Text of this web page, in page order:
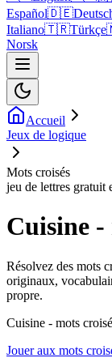
Español🇩🇪
Italiano🇹🇷Türkçe
Norsk
Accueil
Jeux de logique
Mots croisés
jeu de lettres gratuit
Cuisine -
Résolvez des mots
originaux,
propre.
Cuisine - mots
Jouer aux mots